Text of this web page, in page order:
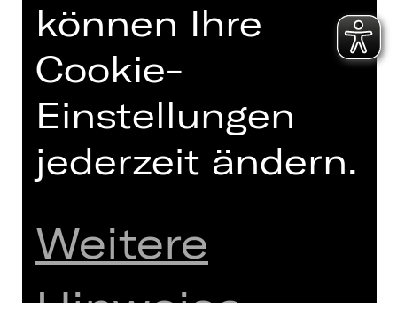
Home
Spielplan
Newsletter
Kartenkauf
Abos 26/27
Kontakt
Jobs
Interner Bereich
AGB
Datenschutz
können Ihre
Cookie-
Einstellungen
jederzeit ändern.
Weitere